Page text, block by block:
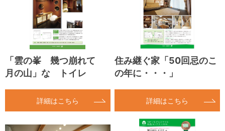
「雲の峯 幾つ崩れて
月の山」な トイレ
詳細はこちら
住み継ぐ家「50回忌のこ
の年に・・・」
詳細はこちら